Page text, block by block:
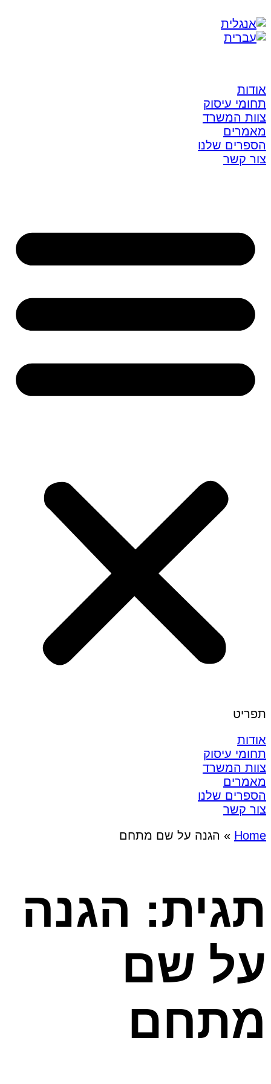
אודות
תחומי עיסוק
צוות המשרד
מאמרים
הספרים שלנו
צור קשר
תפריט
אודות
תחומי עיסוק
צוות המשרד
מאמרים
הספרים שלנו
צור קשר
Home
» הגנה על שם מתחם
תגית: הגנה
על שם
מתחם